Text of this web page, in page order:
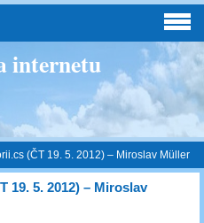
internetu
(ČT 19. 5. 2012) – Miroslav Müller
19. 5. 2012) – Miroslav